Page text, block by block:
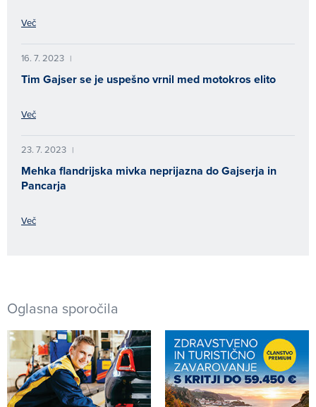
Več
16. 7. 2023 |
Tim Gajser se je uspešno vrnil med motokros elito
Več
23. 7. 2023 |
Mehka flandrijska mivka neprijazna do Gajserja in
Pancarja
Več
Oglasna sporočila